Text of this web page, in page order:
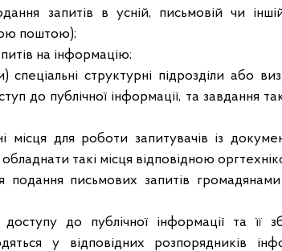
запитів в усній, письмовій чи
поштою);
на інформацію;
спеціальні структурні підрозділи або
до публічної інформації, та завдання
місця для роботи запитувачів із
такі місця відповідною
подання письмових запитів
до публічної інформації та її
у відповідних розпорядників